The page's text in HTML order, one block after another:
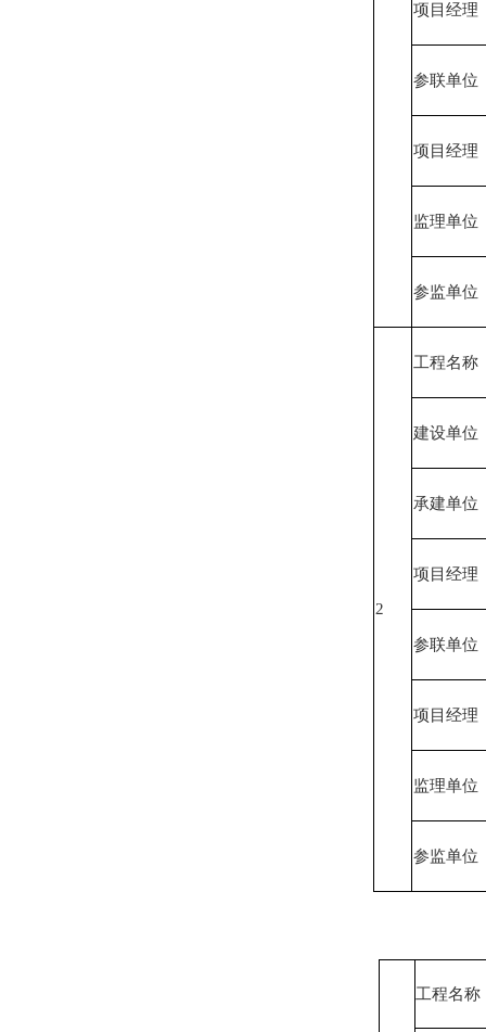
项目经理
参联单位
项目经理
监理单位
参监单位
2
工程名称
建设单位
承建单位
项目经理
参联单位
项目经理
监理单位
参监单位
工程名称